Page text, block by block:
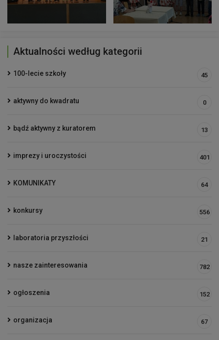
Aktualności według kategorii
100-lecie szkoły 45
aktywny do kwadratu 0
bądź aktywny z kuratorem 13
imprezy i uroczystości 401
KOMUNIKATY 64
konkursy 556
laboratoria przyszłości 21
nasze zainteresowania 782
ogłoszenia 152
organizacja 67